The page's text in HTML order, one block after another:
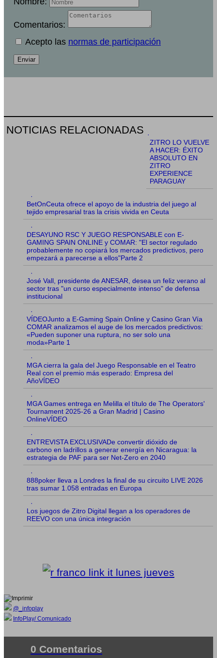
Comentarios:
Acepto las normas de participación
Enviar
NOTICIAS RELACIONADAS ·
ZITRO LO VUELVE
A HACER: ÉXITO
ABSOLUTO EN
ZITRO
EXPERIENCE
PARAGUAY
·
BetOnCeuta ofrece el apoyo de la industria del juego al
tejido empresarial tras la crisis vivida en Ceuta
·
DESAYUNO RSC Y JUEGO RESPONSABLE con E-
GAMING SPAIN ONLINE y COMAR: "El sector regulado
probablemente no copiará los mercados predictivos, pero
empezará a parecerse a ellos"Parte 2
·
José Vall, presidente de ANESAR, desea un feliz verano al
sector tras "un curso especialmente intenso" de defensa
institucional
·
VÍDEOJunto a E-Gaming Spain Online y Casino Gran Vía
COMAR analizamos el auge de los mercados predictivos:
«Pueden suponer una ruptura, no ser solo una
moda»Parte 1
·
MGA cierra la gala del Juego Responsable en el Teatro
Real con el premio más esperado: Empresa del
AñoVÍDEO
·
MGA Games entrega en Melilla el título de The Operators'
Tournament 2025-26 a Gran Madrid | Casino
OnlineVÍDEO
·
ENTREVISTA EXCLUSIVADe convertir dióxido de
carbono en ladrillos a generar energía en Nicaragua: la
estrategia de PAF para ser Net-Zero en 2040
·
888poker lleva a Londres la final de su circuito LIVE 2026
tras sumar 1.058 entradas en Europa
·
Los juegos de Zitro Digital llegan a los operadores de
REEVO con una única integración
@_infoplay
InfoPlay/ Comunicado
0 Comentarios